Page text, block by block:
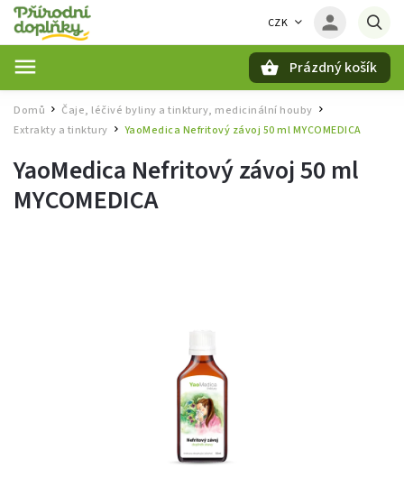
CZK
Prázdný košík
Domů / Čaje, léčivé byliny a tinktury, medicinální houby
Extrakty a tinktury
YaoMedica Nefritový závoj 50 ml MYCOMEDICA
YaoMedica Nefritový závoj 50 ml
MYCOMEDICA